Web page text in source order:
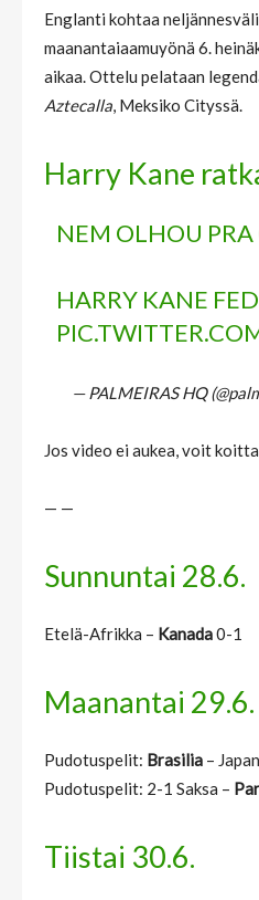
Englanti kohtaa
maanantaiaamuyönä 6.
aikaa. Ottelu pelataan
Aztecalla, Meksiko Cityssä.
Harry Kane
NEM OLHOU
HARRY KANE
— PALMEIRAS HQ
Jos video ei aukea, voit
— —
Sunnuntai 28.6.
Etelä-Afrikka – Kanada0-1
Maanantai 29.6.
Pudotuspelit: Brasilia –
Pudotuspelit: 2-1 Saksa –
Tiistai 30.6.